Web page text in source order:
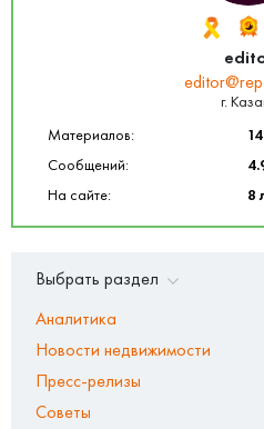
г.
Материалов:
Сообщений:
На сайте:
8
Выбрать раздел
Аналитика
Новости недвижимости
Пресс-релизы
Советы